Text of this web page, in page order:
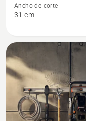
215iL
Ancho de corte
31 cm